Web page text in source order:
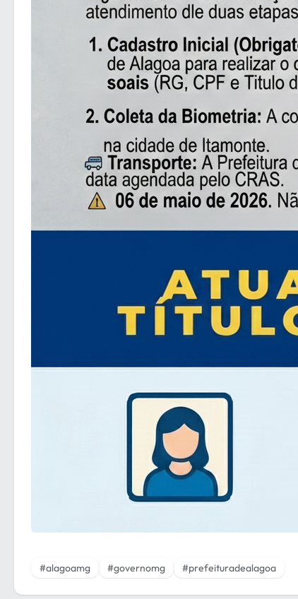
#alagoamg #governomg #prefeituradealagoa